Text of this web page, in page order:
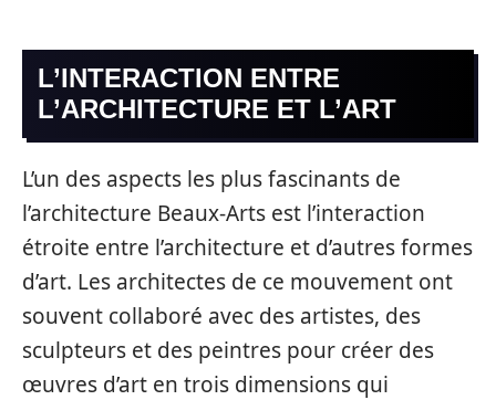
L’INTERACTION ENTRE
L’ARCHITECTURE ET L’ART
L’un des aspects les plus fascinants de
l’architecture Beaux-Arts est l’interaction
étroite entre l’architecture et d’autres formes
d’art. Les architectes de ce mouvement ont
souvent collaboré avec des artistes, des
sculpteurs et des peintres pour créer des
œuvres d’art en trois dimensions qui